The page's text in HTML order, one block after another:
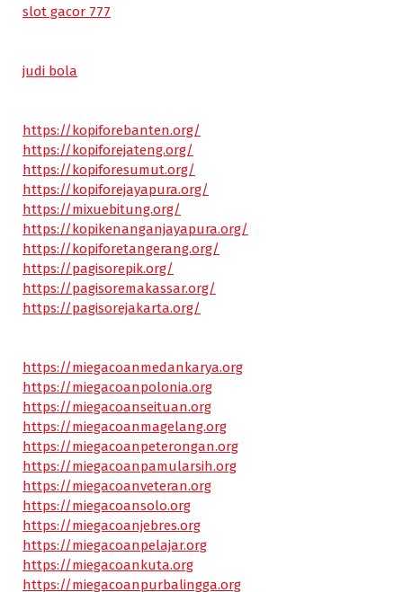
slot gacor 777
judi bola
https://kopiforebanten.org/
https://kopiforejateng.org/
https://kopiforesumut.org/
https://kopiforejayapura.org/
https://mixuebitung.org/
https://kopikenanganjayapura.org/
https://kopiforetangerang.org/
https://pagisorepik.org/
https://pagisoremakassar.org/
https://pagisorejakarta.org/
https://miegacoanmedankarya.org
https://miegacoanpolonia.org
https://miegacoanseituan.org
https://miegacoanmagelang.org
https://miegacoanpeterongan.org
https://miegacoanpamularsih.org
https://miegacoanveteran.org
https://miegacoansolo.org
https://miegacoanjebres.org
https://miegacoanpelajar.org
https://miegacoankuta.org
https://miegacoanpurbalingga.org